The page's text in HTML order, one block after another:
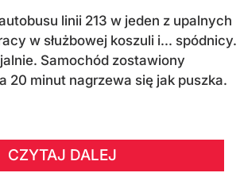
linii 213 w jeden z upalnych
w służbowej koszuli i... spódnicy.
Samochód zostawiony
20 minut nagrzewa się jak puszka.
CZYTAJ DALEJ